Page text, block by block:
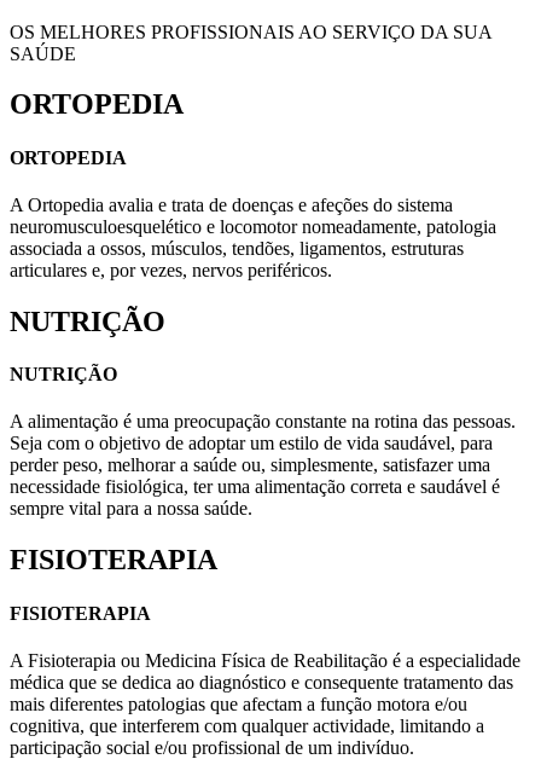
OS MELHORES PROFISSIONAIS AO SERVIÇO DA SUA
SAÚDE
ORTOPEDIA
ORTOPEDIA
A Ortopedia avalia e trata de doenças e afeções do sistema
neuromusculoesquelético e locomotor nomeadamente, patologia
associada a ossos, músculos, tendões, ligamentos, estruturas
articulares e, por vezes, nervos periféricos.
NUTRIÇÃO
NUTRIÇÃO
A alimentação é uma preocupação constante na rotina das pessoas.
Seja com o objetivo de adoptar um estilo de vida saudável, para
perder peso, melhorar a saúde ou, simplesmente, satisfazer uma
necessidade fisiológica, ter uma alimentação correta e saudável é
sempre vital para a nossa saúde.
FISIOTERAPIA
FISIOTERAPIA
A Fisioterapia ou Medicina Física de Reabilitação é a especialidade
médica que se dedica ao diagnóstico e consequente tratamento das
mais diferentes patologias que afectam a função motora e/ou
cognitiva, que interferem com qualquer actividade, limitando a
participação social e/ou profissional de um indivíduo.